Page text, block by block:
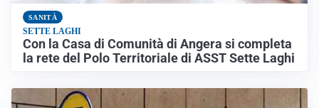
SANITÀ
SETTE LAGHI
Con la Casa di Comunità di Angera si completa
la rete del Polo Territoriale di ASST Sette Laghi